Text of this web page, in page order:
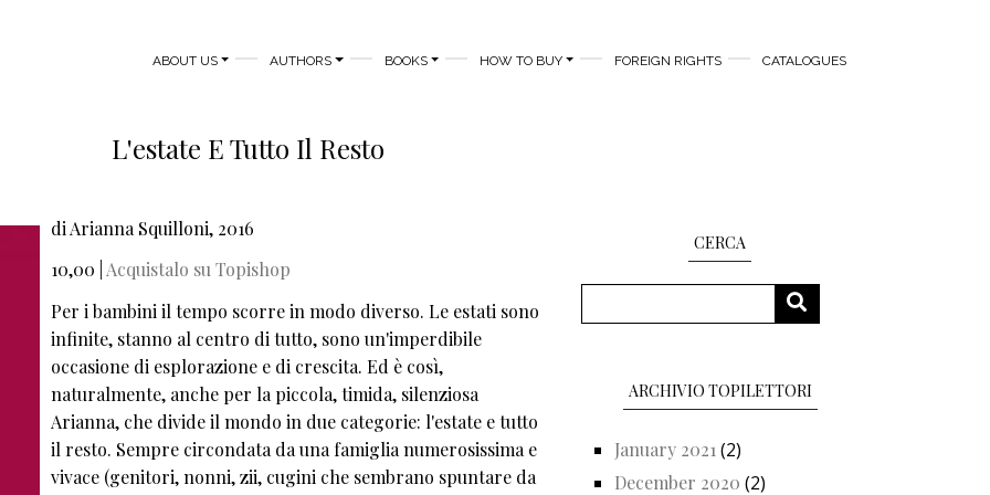
MAIN NAVIGATION
ABOUT US AUTHORS BOOKS HOW TO BUY FOREIGN RIGHTS CATALOGUES
L'estate E Tutto Il Resto
di Arianna Squilloni, 2016
10,00 | Acquistalo su Topishop
Per i bambini il tempo scorre in modo diverso. Le estati sono
infinite, stanno al centro di tutto, sono un'imperdibile
occasione di esplorazione e di crescita. Ed è così,
naturalmente, anche per la piccola, timida, silenziosa
Arianna, che divide il mondo in due categorie: l'estate e tutto
il resto. Sempre circondata da una famiglia numerosissima e
vivace (genitori, nonni, zii, cugini che sembrano spuntare da
CERCA
SEARCH
ARCHIVIO TOPILETTORI
January 2021(2)
December 2020 (2)